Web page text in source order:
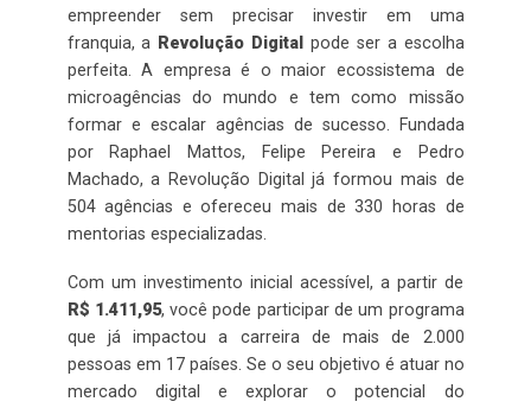
empreender sem precisar investir em uma
franquia, a Revolução Digital
pode ser a escolha
perfeita. A empresa é o maior ecossistema de
microagências do mundo e tem como missão
formar e escalar agências de sucesso. Fundada
por Raphael Mattos, Felipe Pereira e Pedro
Machado, a Revolução Digital já formou mais de
504 agências e ofereceu mais de 330 horas de
mentorias especializadas.
Com um investimento inicial acessível, a partir de
R$ 1.411,95, você pode participar de um programa
que já impactou a carreira de mais de 2.000
pessoas em 17 países. Se o seu objetivo é atuar no
mercado digital e explorar o potencial do